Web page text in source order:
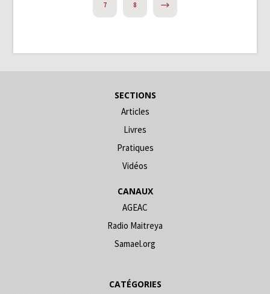
7 8
SECTIONS
Articles
Livres
Pratiques
Vidéos
CANAUX
AGEAC
Radio Maitreya
Samael.org
CATÉGORIES